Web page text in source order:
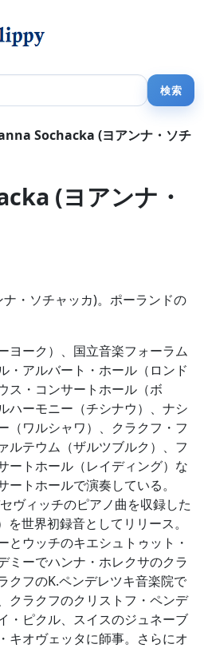
Sochacka (ヨアンナ・ソチ
(ヨアンナ・
・ソチャッカ)。ポーランドの
ヨーク）、国立音楽フォーラム
・アルバート・ホール（ロンド
ス・コンサートホール（ボ
ハーモニー（チシナウ）、ナシ
（ワルシャワ）、クラクフ・フ
ルテウム（ザルツブルク）、フ
ートホール（レイディング）な
トホールで演奏している。
ヴィッチのピアノ曲を収録した
世界初録音としてリリース。
とウッチのキエシュトゥット・
ミーでハンナ・ホレクサのクラ
クフのK.ペンデレツキ音楽院で
クラクフのクリストフ・ペンデ
・ピクル、スイスのジュネーブ
キオヴェッタに師事。さらにオ